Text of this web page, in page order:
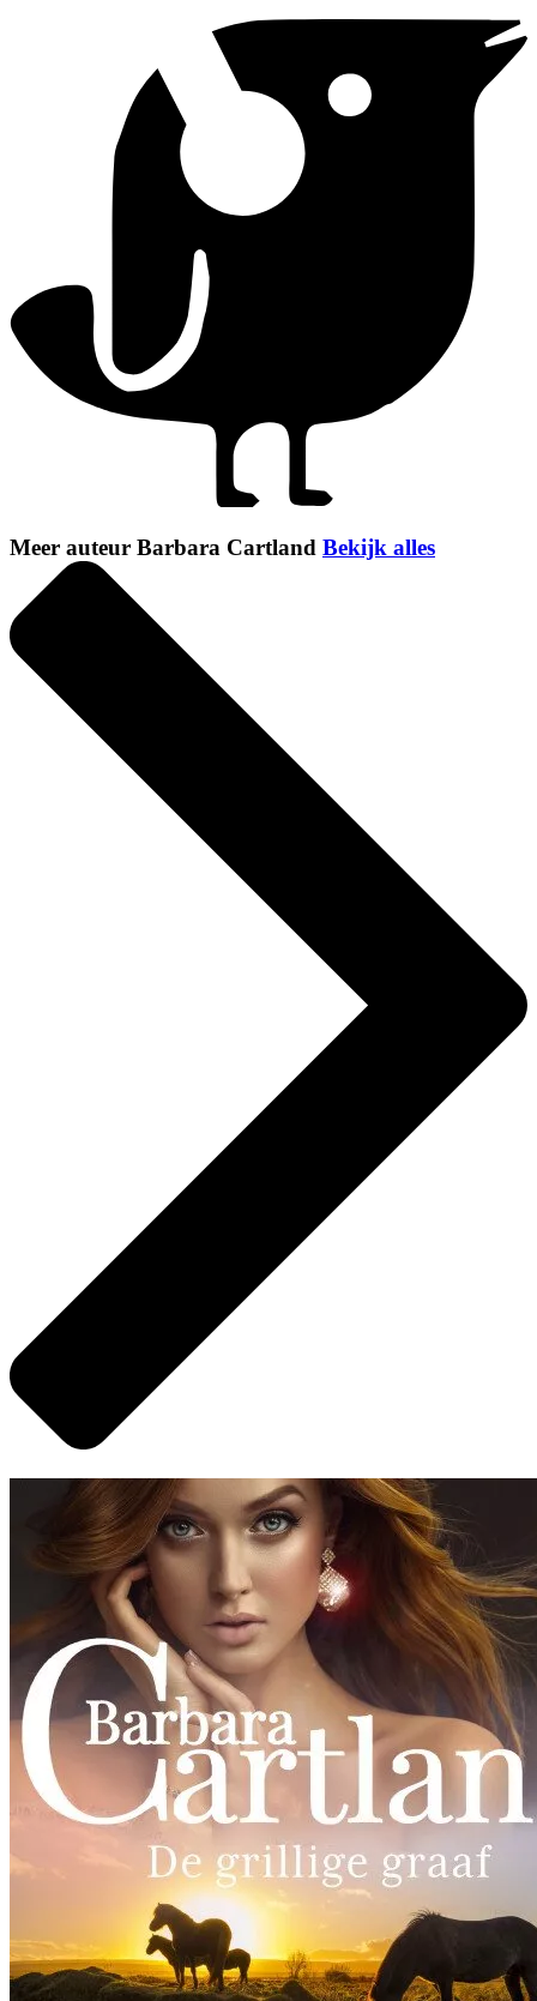
Meer auteur Barbara Cartland Bekijk alles